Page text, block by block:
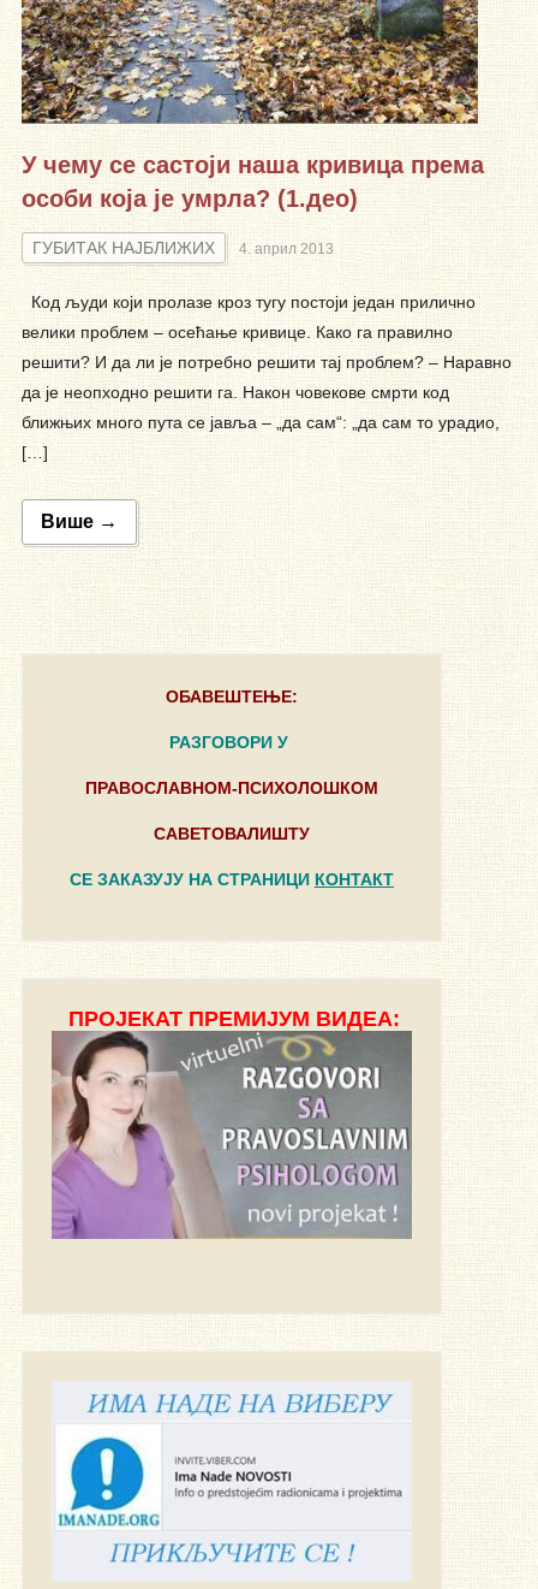
У чему се састоји наша кривица према
особи која је умрла? (1.део)
ГУБИТАК НАЈБЛИЖИХ 4. април 2013
Код људи који пролазе кроз тугу постоји један прилично
велики проблем – осећање кривице. Како га правилно
решити? И да ли је потребно решити тај проблем? – Наравно
да је неопходно решити га. Након човекове смрти код
ближњих много пута се јавља – „да сам“: „да сам то урадио,
[…]
Више →
ОБАВЕШТЕЊЕ:
РАЗГОВОРИ У
ПРАВОСЛАВНОМ-ПСИХОЛОШКОМ
САВЕТОВАЛИШТУ
СЕ ЗАКАЗУЈУ НА СТРАНИЦИ КОНТАКТ
ПРОЈЕКАТ ПРЕМИЈУМ ВИДЕА: